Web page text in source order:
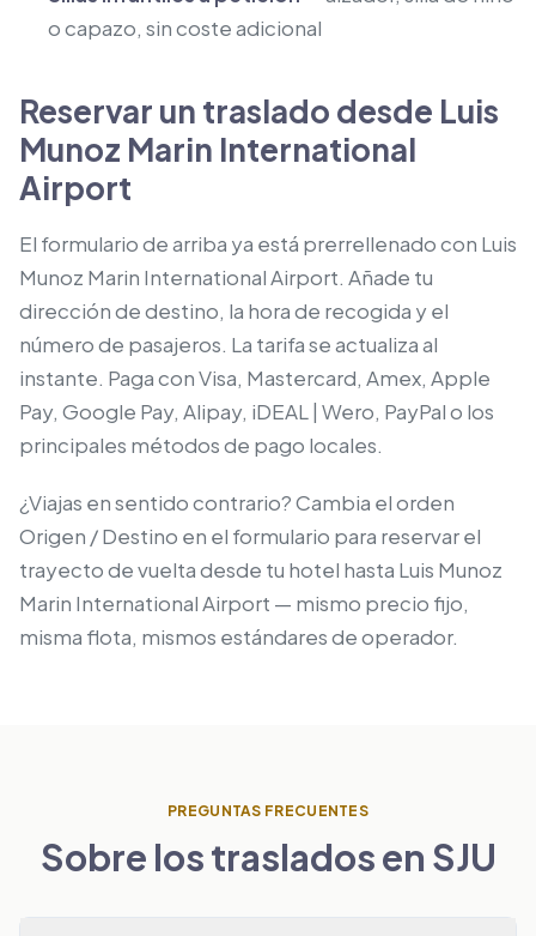
o capazo, sin coste adicional
Reservar un traslado desde Luis
Munoz Marin International
Airport
El formulario de arriba ya está prerrellenado con Luis
Munoz Marin International Airport. Añade tu
dirección de destino, la hora de recogida y el
número de pasajeros. La tarifa se actualiza al
instante. Paga con Visa, Mastercard, Amex, Apple
Pay, Google Pay, Alipay, iDEAL | Wero, PayPal o los
principales métodos de pago locales.
¿Viajas en sentido contrario? Cambia el orden
Origen / Destino en el formulario para reservar el
trayecto de vuelta desde tu hotel hasta Luis Munoz
Marin International Airport — mismo precio fijo,
misma flota, mismos estándares de operador.
PREGUNTAS FRECUENTES
Sobre los traslados en SJU